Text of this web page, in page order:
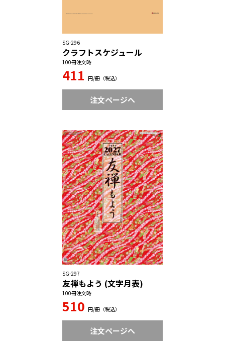
SG-296
クラフトスケジュール
100冊注文時
411 円/冊（税込）
注文ページへ
SG-297
友禅もよう (文字月表)
100冊注文時
510 円/冊（税込）
注文ページへ